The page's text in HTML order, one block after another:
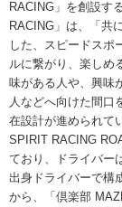
RACING」を創設す
RACING」は、「共
した、スピードスポ
ルに繋がり、楽しめ
味がある人や、興味
人などへ向けた間口
在設計が進められて
SPIRIT RACING
ており、ドライバー
出身ドライバーで構
から、「倶楽部